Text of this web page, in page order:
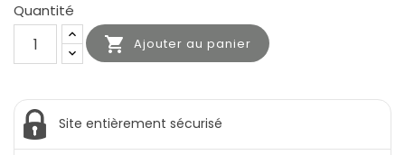
Quantité
 Ajouter au panier
Site entièrement sécurisé